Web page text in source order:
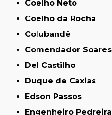
Coelho Neto
Coelho da Rocha
Colubandê
Comendador Soares
Del Castilho
Duque de Caxias
Edson Passos
Engenheiro Pedreira